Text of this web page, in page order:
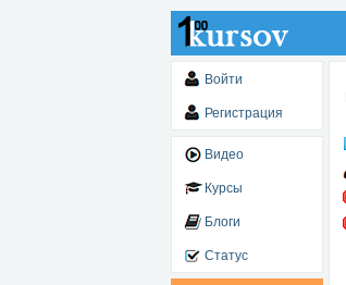
Войти
Регистрация
Видео
Курсы
Блоги
Статус